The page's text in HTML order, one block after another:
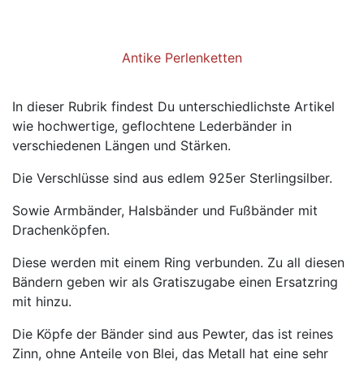
Antike Perlenketten
In dieser Rubrik findest Du unterschiedlichste Artikel
wie hochwertige, geflochtene Lederbänder in
verschiedenen Längen und Stärken.
Die Verschlüsse sind aus edlem 925er Sterlingsilber.
Sowie Armbänder, Halsbänder und Fußbänder mit
Drachenköpfen.
Diese werden mit einem Ring verbunden. Zu all diesen
Bändern geben wir als Gratiszugabe einen Ersatzring
mit hinzu.
Die Köpfe der Bänder sind aus Pewter, das ist reines
Zinn, ohne Anteile von Blei, das Metall hat eine sehr